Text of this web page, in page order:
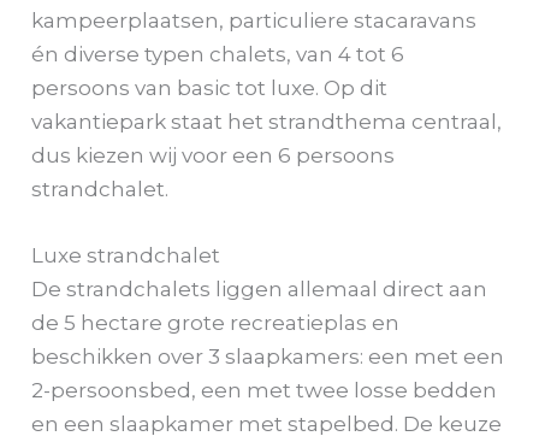
kampeerplaatsen, particuliere stacaravans
én diverse typen chalets, van 4 tot 6
persoons van basic tot luxe. Op dit
vakantiepark staat het strandthema centraal,
dus kiezen wij voor een 6 persoons
strandchalet.
Luxe strandchalet
De strandchalets liggen allemaal direct aan
de 5 hectare grote recreatieplas en
beschikken over 3 slaapkamers: een met een
2-persoonsbed, een met twee losse bedden
en een slaapkamer met stapelbed. De keuze